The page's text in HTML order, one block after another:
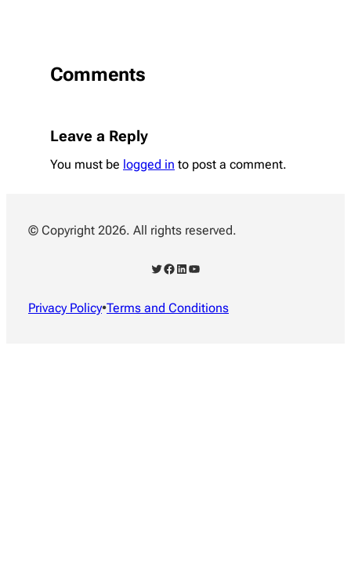
Comments
Leave a Reply
You must be logged in to post a comment.
© Copyright 2026. All rights reserved.
Twitter Facebook LinkedIn YouTube
Privacy Policy•Terms and Conditions